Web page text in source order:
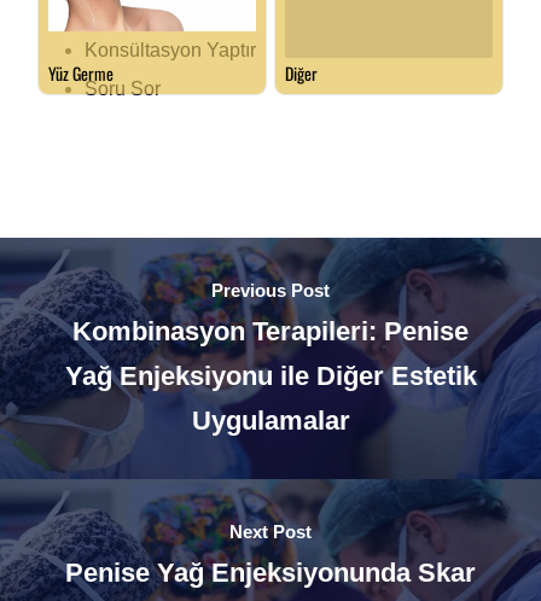
Fotoğraf İste
Konsültasyon Yaptır
Soru Sor
Previous Post
Kombinasyon Terapileri: Penise
Yağ Enjeksiyonu ile Diğer Estetik
Uygulamalar
Next Post
Penise Yağ Enjeksiyonunda Skar